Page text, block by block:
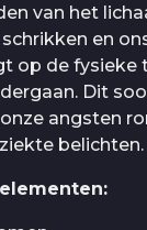
van het
en
op de fysieke
Dit
angsten
belichten.